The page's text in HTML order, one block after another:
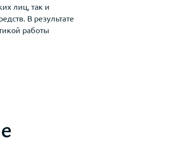
лиц, так и
В результате
работы